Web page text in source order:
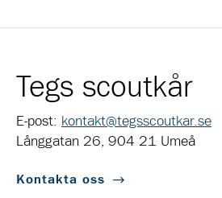
Tegs scoutkår
E-post: kontakt@tegsscoutkar.se
Långgatan 26, 904 21 Umeå
Kontakta oss